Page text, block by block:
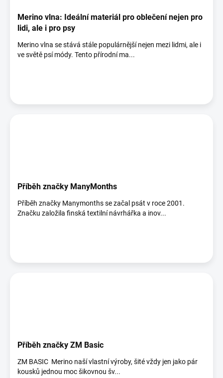
Merino vlna: Ideální materiál pro oblečení nejen pro
lidi, ale i pro psy
Merino vlna se stává stále populárnější nejen mezi lidmi, ale i
ve světě psí módy. Tento přírodní ma...
Příběh značky ManyMonths
Příběh značky Manymonths se začal psát v roce 2001.
Značku založila finská textilní návrhářka a inov...
Příběh značky ZM Basic
ZM BASIC Merino naší vlastní výroby, šité vždy jen jako pár
kousků jednou moc šikovnou šv...